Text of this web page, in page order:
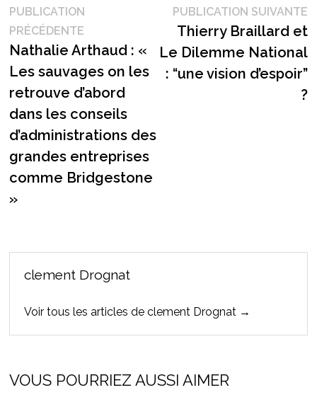
Navigation
de
l’article
PUBLICATION
PRÉCÉDENTEPublication
précédente :
Nathalie Arthaud : «
Les sauvages on les
retrouve d’abord
dans les conseils
d’administrations des
grandes entreprises
comme Bridgestone
»
PUBLICATION SUIVANTE
Thierry Braillard et
Le Dilemme National
: “une vision d’espoir”
?
clement Drognat
Voir tous les articles de clement Drognat →
VOUS POURRIEZ AUSSI AIMER